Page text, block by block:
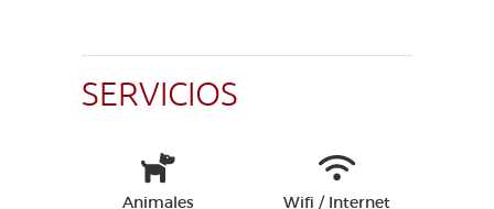
SERVICIOS
Animales Wifi / Internet